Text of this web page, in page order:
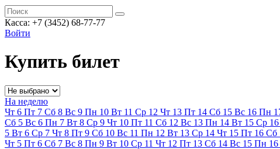
Касса: +7 (3452) 68-77-77
Войти
Купить билет
На неделю
Чт 6 Пт 7 Сб 8 Вс 9 Пн 10 Вт 11 Ср 12 Чт 13 Пт 14 Сб 15 Вс 16 Пн
Сб 5 Вс 6 Пн 7 Вт 8 Ср 9 Чт 10 Пт 11 Сб 12 Вс 13 Пн 14 Вт 15 Ср 16
5 Вт 6 Ср 7 Чт 8 Пт 9 Сб 10 Вс 11 Пн 12 Вт 13 Ср 14 Чт 15 Пт 16 Сб
Чт 5 Пт 6 Сб 7 Вс 8 Пн 9 Вт 10 Ср 11 Чт 12 Пт 13 Сб 14 Вс 15 Пн 16